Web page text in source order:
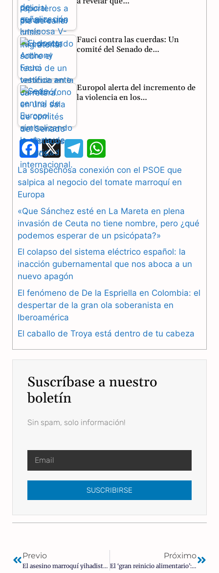
Fauci contra las cuerdas: Un
comité del Senado de…
Europol alerta del incremento de
la violencia en los…
F
a
c
b
o
o
k
e
l
g
r
a
h
a
s
A
p
La sospechosa conexión con el PSOE que
salpica al negocio del tomate marroquí en
Europa
«Que Sánchez esté en La Mareta en plena
invasión de Ceuta no tiene nombre, pero ¿qué
podemos esperar de un psicópata?»
El colapso del sistema eléctrico español: la
inacción gubernamental que nos aboca a un
nuevo apagón
El fenómeno de De la Espriella en Colombia: el
despertar de la gran ola soberanista en
Iberoamérica
El caballo de Troya está dentro de tu cabeza
Suscríbase a nuestro
boletín
Sin spam, solo información!
SUSCRIBIRSE
Previo
El asesino marroquí yihadista de Algeciras gritó «muerte a los cristianos» y «Alá es grande»
Próximo
El ‘gran reinicio alimentario’: ¿Quién está detrás del plan para rediseñar el suministro mundial de alimentos?